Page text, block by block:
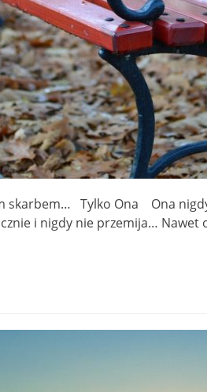
skarbem… Tylko Ona Ona
i nigdy nie przemija… Nawet